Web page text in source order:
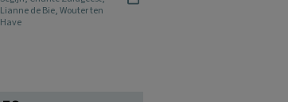
Lianne de Bie,Wouter ten
Have